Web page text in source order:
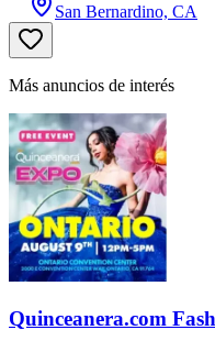
San Bernardino, CA
Más anuncios de interés
Quinceanera.com